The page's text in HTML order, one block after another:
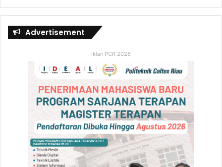
Advertisement
Iklan PCR 2026